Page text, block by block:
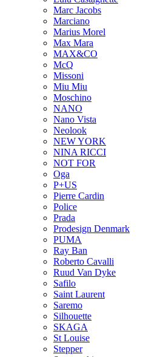
Marc Jacobs
Marciano
Marius Morel
Max Mara
MAX&CO
McQ
Missoni
Miu Miu
Moschino
NANO
Nano Vista
Neolook
NEW YORK
NINA RICCI
NOT FOR
Oga
P+US
Pierre Cardin
Police
Prada
Prodesign Denmark
PUMA
Ray Ban
Roberto Cavalli
Ruud Van Dyke
Safilo
Saint Laurent
Saremo
Silhouette
SKAGA
St Louise
Stepper